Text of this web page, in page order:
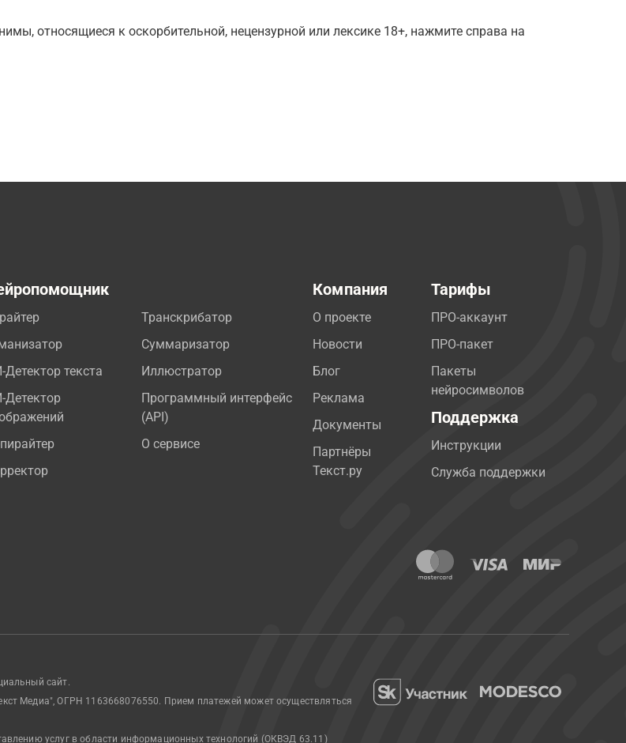
относящиеся к оскорбительной, нецензурной или лексике 18+, нажмите справа на
Детектор текста
Детектор
Транскрибатор
Суммаризатор
Иллюстратор
Программный интерфейс
(API)
О сервисе
Компания
О проекте
Новости
Блог
Реклама
Документы
Партнёры
Текст.ру
Тарифы
ПРО-аккаунт
ПРО-пакет
Пакеты
нейросимволов
Поддержка
Инструкции
Служба поддержки
сайт.
Медиа", ОГРН 1163668076550. Прием платежей может осуществляться
услуг в области информационных технологий (ОКВЭД 63.11)